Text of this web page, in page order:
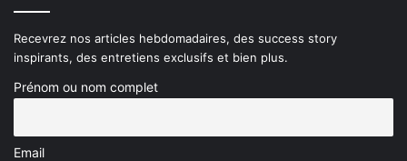
Recevrez nos articles hebdomadaires, des success story
inspirants, des entretiens exclusifs et bien plus.
Prénom ou nom complet
Email